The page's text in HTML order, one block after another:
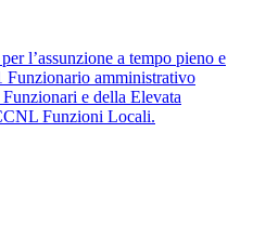
l’assunzione a tempo pieno e
Funzionario amministrativo
e della Elevata
Funzioni Locali.